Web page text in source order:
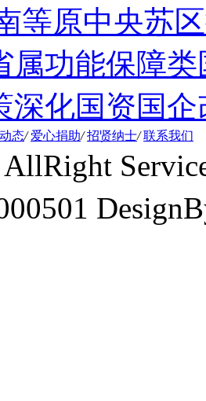
等原中央苏
属功能保障
深化国资国企
态/ 爱心捐助/ 招贤纳士/ 联系我们